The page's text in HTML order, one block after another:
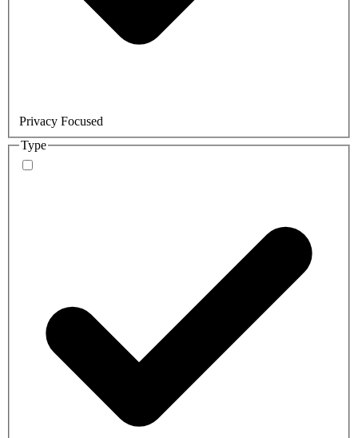
Privacy Focused
Type